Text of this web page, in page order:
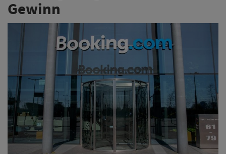
Gewinn